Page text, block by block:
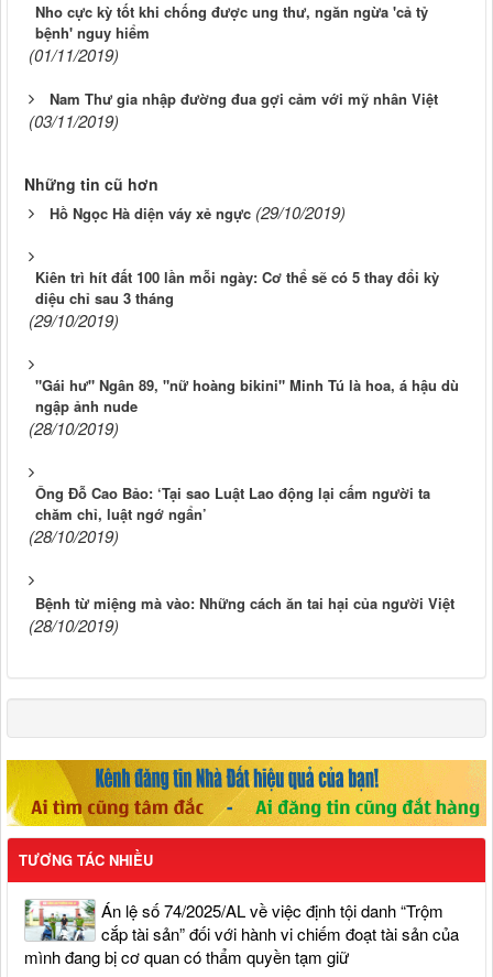
Nho cực kỳ tốt khi chống được ung thư, ngăn ngừa 'cả tỷ
bệnh' nguy hiểm
(01/11/2019)
Nam Thư gia nhập đường đua gợi cảm với mỹ nhân Việt
(03/11/2019)
Những tin cũ hơn
Hồ Ngọc Hà diện váy xẻ ngực (29/10/2019)
Kiên trì hít đất 100 lần mỗi ngày: Cơ thể sẽ có 5 thay đổi kỳ
diệu chỉ sau 3 tháng
(29/10/2019)
"Gái hư" Ngân 89, "nữ hoàng bikini" Minh Tú là hoa, á hậu dù
ngập ảnh nude
(28/10/2019)
Ông Đỗ Cao Bảo: ‘Tại sao Luật Lao động lại cấm người ta
chăm chỉ, luật ngớ ngẩn’
(28/10/2019)
Bệnh từ miệng mà vào: Những cách ăn tai hại của người Việt
(28/10/2019)
TƯƠNG TÁC NHIỀU
Án lệ số 74/2025/AL về việc định tội danh “Trộm
cắp tài sản” đối với hành vi chiếm đoạt tài sản của
mình đang bị cơ quan có thẩm quyền tạm giữ